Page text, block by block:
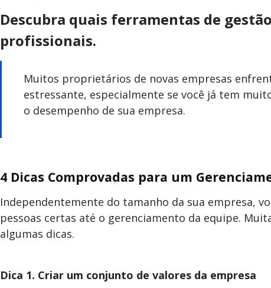
Descubra quais ferramentas de
profissionais.
Muitos proprietários de novas empresas
estressante, especialmente se você já tem
o desempenho de sua empresa.
4 Dicas Comprovadas para um
Independentemente do tamanho da sua empresa,
pessoas certas até o gerenciamento da equipe.
algumas dicas.
Dica 1. Criar um conjunto de valores da empresa